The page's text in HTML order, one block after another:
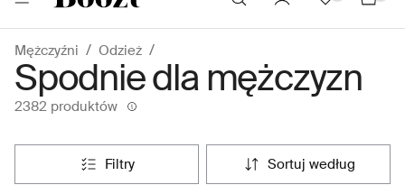
Mężczyźni Odzież
Spodnie dla mężczyzn
2382 produktów
filtry sortuj według